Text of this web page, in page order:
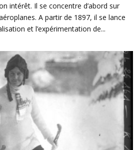
intérêt. Il se concentre d’abord sur
A partir de 1897, il se lance
et l’expérimentation de...